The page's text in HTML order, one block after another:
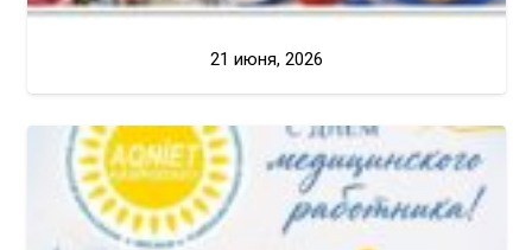
21 июня, 2026